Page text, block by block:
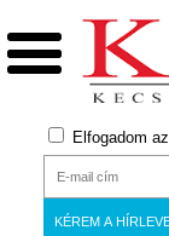
Elfogadom az